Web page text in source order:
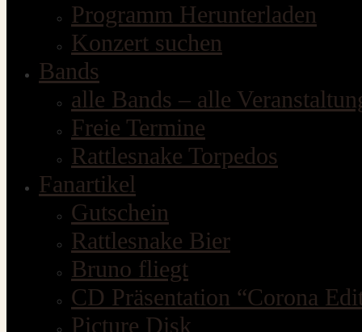
Programm Herunterladen
Konzert suchen
Bands
alle Bands – alle
Freie Termine
Rattlesnake Torpedos
Fanartikel
Gutschein
Rattlesnake Bier
Bruno fliegt
CD Präsentation “Corona
Picture Disk